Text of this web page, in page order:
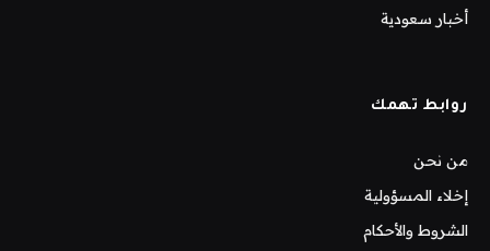
أخبار سعودية
روابط تهمك
من نحن
إخلاء المسؤولية
الشروط والأحكام